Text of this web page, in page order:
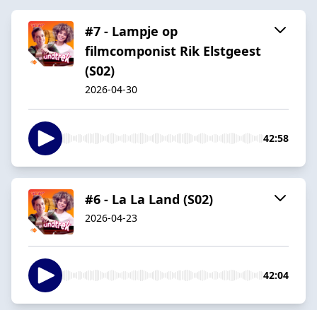
#7 - Lampje op
filmcomponist Rik Elstgeest
(S02)
2026-04-30
42:58
#6 - La La Land (S02)
2026-04-23
42:04